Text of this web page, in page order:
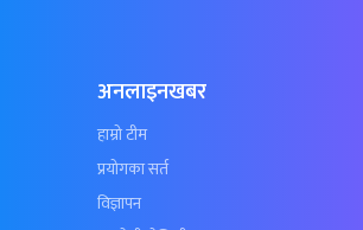
अनलाइनखबर
हाम्रो टीम
प्रयोगका सर्त
विज्ञापन